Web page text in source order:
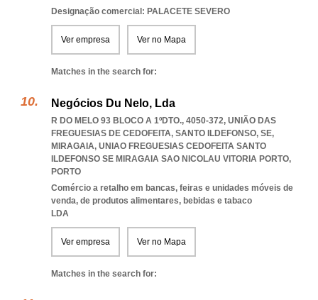
Designação comercial: PALACETE SEVERO
Ver empresa Ver no Mapa
Matches in the search for:
Negócios Du Nelo, Lda
R DO MELO 93 BLOCO A 1ºDTO., 4050-372, UNIÃO DAS
FREGUESIAS DE CEDOFEITA, SANTO ILDEFONSO, SE,
MIRAGAIA, UNIAO FREGUESIAS CEDOFEITA SANTO
ILDEFONSO SE MIRAGAIA SAO NICOLAU VITORIA PORTO,
PORTO
Comércio a retalho em bancas, feiras e unidades móveis de
venda, de produtos alimentares, bebidas e tabaco
LDA
Ver empresa Ver no Mapa
Matches in the search for: